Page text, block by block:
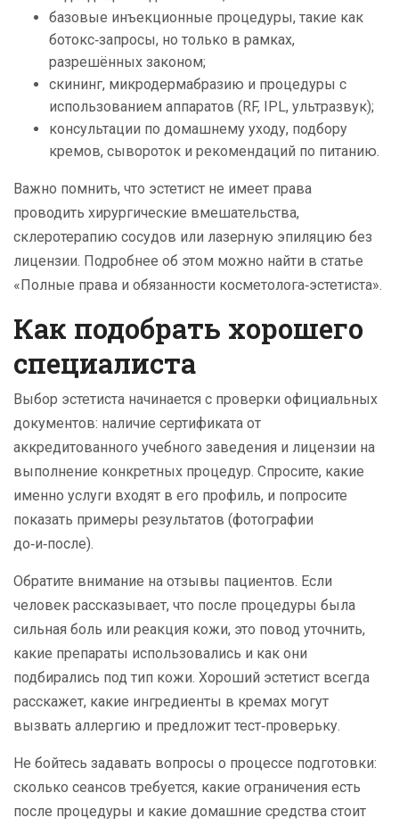
базовые инъекционные процедуры, такие как
ботокс‑запросы, но только в рамках,
разрешённых законом;
скининг, микродермабразию и процедуры с
использованием аппаратов (RF, IPL, ультразвук);
консультации по домашнему уходу, подбору
кремов, сывороток и рекомендаций по питанию.
Важно помнить, что эстетист не имеет права
проводить хирургические вмешательства,
склеротерапию сосудов или лазерную эпиляцию без
лицензии. Подробнее об этом можно найти в статье
«Полные права и обязанности косметолога‑эстетиста».
Как подобрать хорошего
специалиста
Выбор эстетиста начинается с проверки официальных
документов: наличие сертификата от
аккредитованного учебного заведения и лицензии на
выполнение конкретных процедур. Спросите, какие
именно услуги входят в его профиль, и попросите
показать примеры результатов (фотографии
до‑и‑после).
Обратите внимание на отзывы пациентов. Если
человек рассказывает, что после процедуры была
сильная боль или реакция кожи, это повод уточнить,
какие препараты использовались и как они
подбирались под тип кожи. Хороший эстетист всегда
расскажет, какие ингредиенты в кремах могут
вызвать аллергию и предложит тест‑проверьку.
Не бойтесь задавать вопросы о процессе подготовки:
сколько сеансов требуется, какие ограничения есть
после процедуры и какие домашние средства стоит